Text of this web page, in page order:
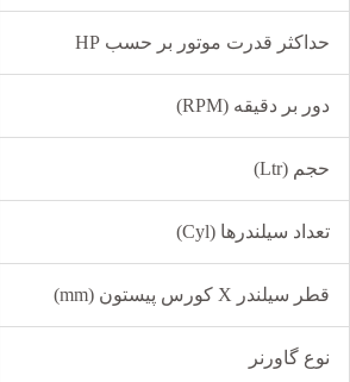
حداکثر قدرت موتور بر حسب HP
دور بر دقیقه (RPM)
حجم (Ltr)
تعداد سیلندرها (Cyl)
قطر سیلندر X کورس پیستون (mm)
نوع گاورنر